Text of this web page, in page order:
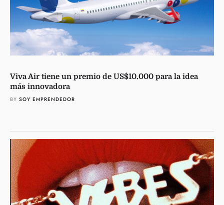
Viva Air tiene un premio de US$10.000 para la idea
más innovadora
BY SOY EMPRENDEDOR